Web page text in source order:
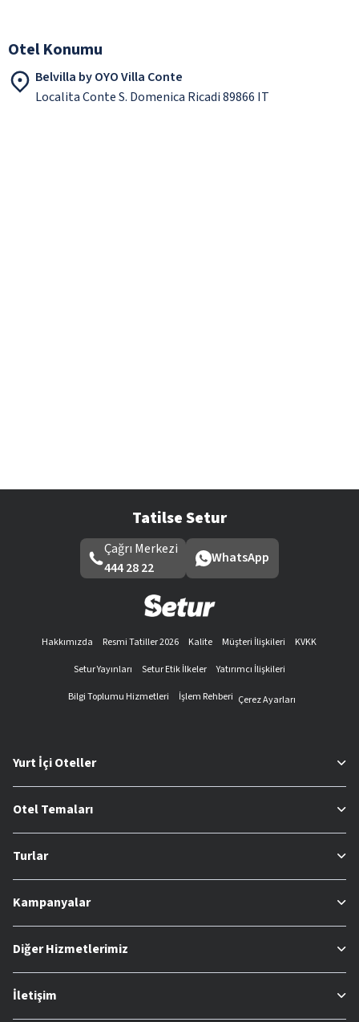
Otel Konumu
Belvilla by OYO Villa Conte
Localita Conte S. Domenica Ricadi 89866 IT
Tatilse Setur
Çağrı Merkezi
444 28 22
WhatsApp
Hakkımızda Resmi Tatiller 2026 Kalite Müşteri İlişkileri
KVKK
Setur Yayınları
Setur Etik İlkeler
Yatırımcı İlişkileri
Bilgi Toplumu Hizmetleri
İşlem Rehberi Çerez Ayarları
Yurt İçi Oteller
Otel Temaları
Turlar
Kampanyalar
Diğer Hizmetlerimiz
İletişim